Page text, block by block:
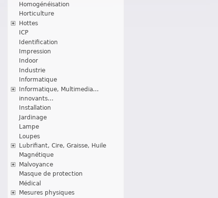
Homogénéisation
Horticulture
Hottes
ICP
Identification
Impression
Indoor
Industrie
Informatique
Informatique, Multimedia...
innovants...
Installation
Jardinage
Lampe
Loupes
Lubrifiant, Cire, Graisse, Huile
Magnétique
Malvoyance
Masque de protection
Médical
Mesures physiques